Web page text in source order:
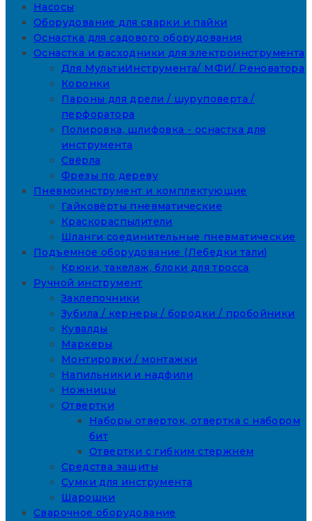
Насосы
Оборудование для сварки и пайки
Оснастка для садового оборудования
Оснастка и расходники для электроинструмента
Для МультиИнструмента/ МФИ/ Реноватора
Коронки
Пароны для дрели / шуруповерта /
перфоратора
Полировка, шлифовка - оснастка для
инструмента
Свёрла
Фрезы по дереву
Пневмоинструмент и комплектующие
Гайковёрты пневматические
Краскораспылители
Шланги соединительные пневматические
Подъемное оборудование (Лебедки тали)
Крюки, такелаж, блоки для тросса
Ручной инструмент
Заклепочники
Зубила / кернеры / бородки / пробойники
Кувалды
Маркеры
Монтировки / монтажки
Напильники и надфили
Ножницы
Отвертки
Наборы отверток, отвертка с набором
бит
Отвертки с гибким стержнем
Средства защиты
Сумки для инструмента
Шарошки
Сварочное оборудование